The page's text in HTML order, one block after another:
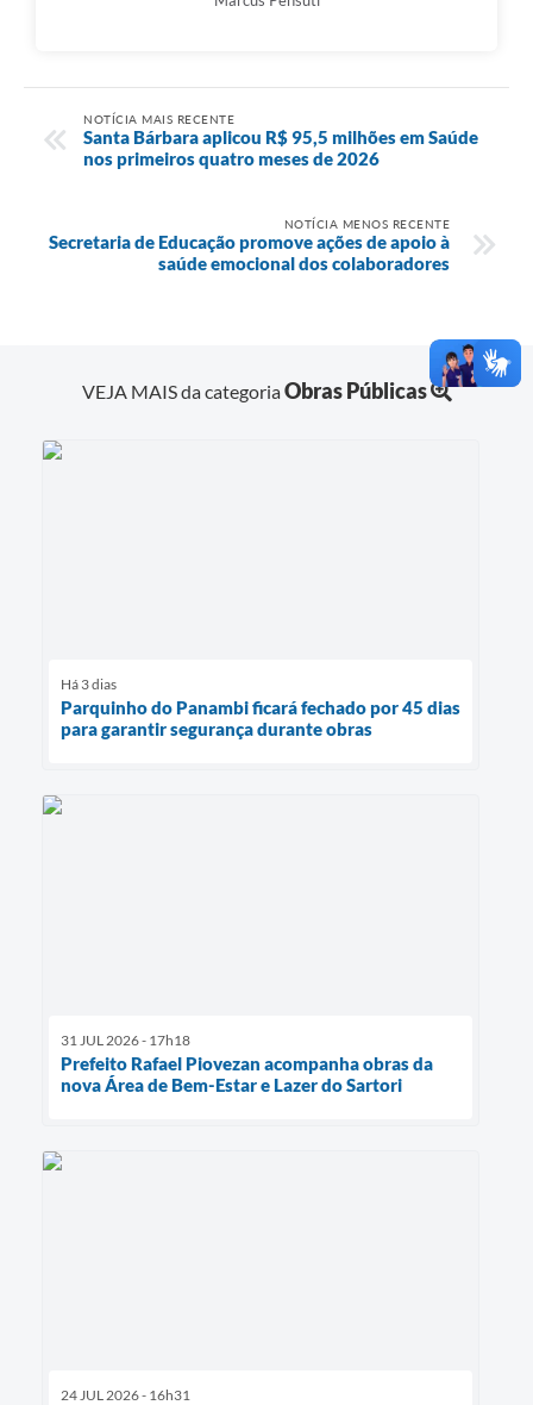
NOTÍCIA MAIS RECENTE
Santa Bárbara aplicou R$ 95,5 milhões em Saúde
nos primeiros quatro meses de 2026
NOTÍCIA MENOS RECENTE
Secretaria de Educação promove ações de apoio à
saúde emocional dos colaboradores
VEJA MAIS da categoriaObras Públicas
Há 3 dias
Parquinho do Panambi ficará fechado por 45 dias
para garantir segurança durante obras
31 JUL 2026 - 17h18
Prefeito Rafael Piovezan acompanha obras da
nova Área de Bem-Estar e Lazer do Sartori
24 JUL 2026 - 16h31